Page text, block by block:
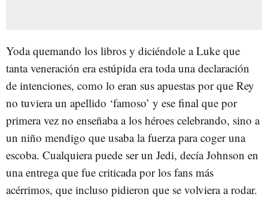
Yoda quemando los libros y diciéndole a Luke que
tanta veneración era estúpida era toda una declaración
de intenciones, como lo eran sus apuestas por que Rey
no tuviera un apellido ‘famoso’ y ese final que por
primera vez no enseñaba a los héroes celebrando, sino a
un niño mendigo que usaba la fuerza para coger una
escoba. Cualquiera puede ser un Jedi, decía Johnson en
una entrega que fue criticada por los fans más
acérrimos, que incluso pidieron que se volviera a rodar.